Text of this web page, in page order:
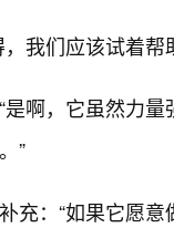
我们应该试着
是啊，它虽然力
”
充：“如果它愿